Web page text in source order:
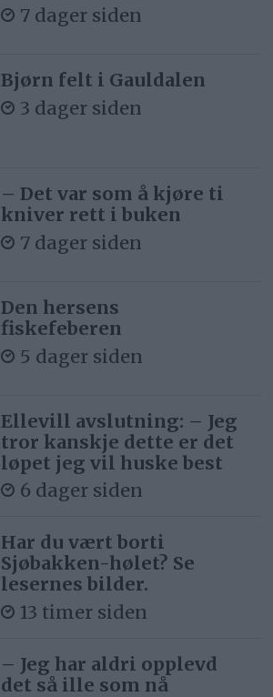
7 dager siden
Bjørn felt i Gauldalen
3 dager siden
– Det var som å kjøre ti
kniver rett i buken
7 dager siden
Den hersens
fiskefeberen
5 dager siden
Ellevill avslutning: – Jeg
tror kanskje dette er det
løpet jeg vil huske best
6 dager siden
Har du vært borti
Sjøbakken-hølet? Se
lesernes bilder.
13 timer siden
– Jeg har aldri opplevd
det så ille som nå